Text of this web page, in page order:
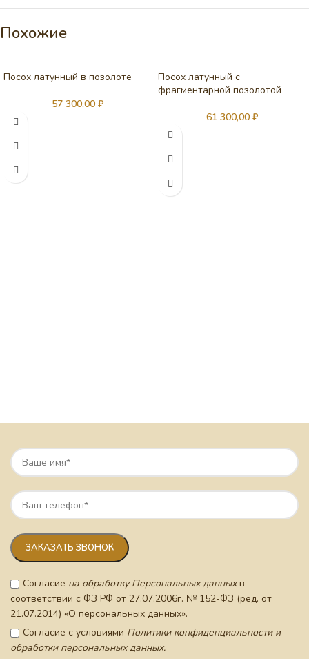
Похожие
Посох латунный в позолоте
57 300,00 ₽
Посох латунный с
фрагментарной позолотой
61 300,00 ₽
Согласие на обработку Персональных данныхв
соответствии с ФЗ РФ от 27.07.2006г. № 152-ФЗ (ред. от
21.07.2014) «О персональных данных».
Согласие с условиями Политики конфиденциальности и
обработки персональных данных.